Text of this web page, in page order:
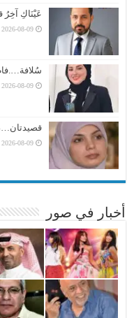
عَيْنَاكِ آخِرُ
2026-08-09
2026-08-09
2026-08-09
أخبار في صور